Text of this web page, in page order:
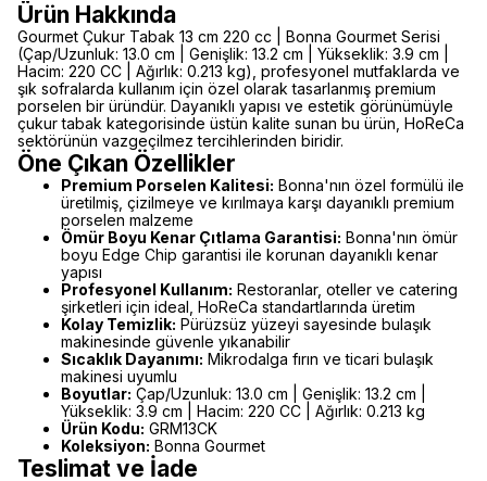
Ürün Hakkında
Gourmet Çukur Tabak 13 cm 220 cc | Bonna Gourmet Serisi
(Çap/Uzunluk: 13.0 cm | Genişlik: 13.2 cm | Yükseklik: 3.9 cm |
Hacim: 220 CC | Ağırlık: 0.213 kg), profesyonel mutfaklarda ve
şık sofralarda kullanım için özel olarak tasarlanmış premium
porselen bir üründür. Dayanıklı yapısı ve estetik görünümüyle
çukur tabak kategorisinde üstün kalite sunan bu ürün, HoReCa
sektörünün vazgeçilmez tercihlerinden biridir.
Öne Çıkan Özellikler
Premium Porselen Kalitesi: Bonna'nın özel formülü ile
üretilmiş, çizilmeye ve kırılmaya karşı dayanıklı premium
porselen malzeme
Ömür Boyu Kenar Çıtlama Garantisi: Bonna'nın ömür
boyu Edge Chip garantisi ile korunan dayanıklı kenar
yapısı
Profesyonel Kullanım: Restoranlar, oteller ve catering
şirketleri için ideal, HoReCa standartlarında üretim
Kolay Temizlik: Pürüzsüz yüzeyi sayesinde bulaşık
makinesinde güvenle yıkanabilir
Sıcaklık Dayanımı: Mikrodalga fırın ve ticari bulaşık
makinesi uyumlu
Boyutlar: Çap/Uzunluk: 13.0 cm | Genişlik: 13.2 cm |
Yükseklik: 3.9 cm | Hacim: 220 CC | Ağırlık: 0.213 kg
Ürün Kodu: GRM13CK
Koleksiyon: Bonna Gourmet
Teslimat ve İade